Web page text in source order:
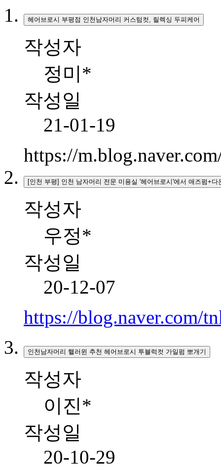
헤어브로시 부평점 인천남자머리 커스텀컷, 릴렉싱 두피케어
작성자
정미*
작성일
21-01-19
https://
[인천 부평] 인천 남자머리 전문 미용실 '헤어브로시'에서 애즈펌+다
작성자
우정*
작성일
20-12-07
https://blog.naver.com/
인천남자머리 핼러윈 추천 헤어브로시 투블럭컷 가일펌 뽀개기
작성자
이진*
작성일
20-10-29